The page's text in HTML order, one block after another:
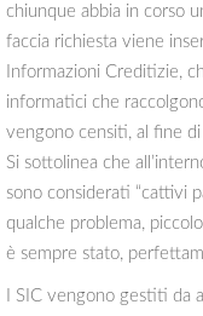
chiunque abbia in corso
faccia richiesta viene
Informazioni Creditizie,
informatici che
vengono censiti, al fine
Si sottolinea che
sono considerati “cattivi
qualche problema,
è sempre stato,
I SIC vengono gestiti da